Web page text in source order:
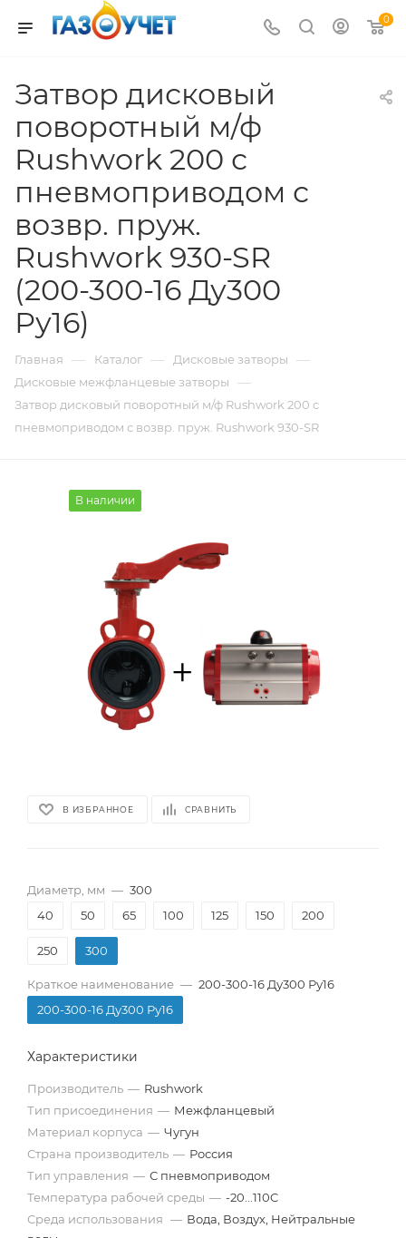
0
Затвор дисковый
поворотный м/ф
Rushwork 200 с
пневмоприводом с
возвр. пруж.
Rushwork 930-SR
(200-300-16 Ду300
Ру16)
Главная — Каталог — Дисковые затворы —
Дисковые межфланцевые затворы —
Затвор дисковый поворотный м/ф Rushwork 200 с
пневмоприводом с возвр. пруж. Rushwork 930-SR
В наличии
В ИЗБРАННОЕ СРАВНИТЬ
Диаметр, мм — 300
40
50 65 100 125 150 200
250 300
Краткое наименование — 200-300-16 Ду300 Ру16
200-300-16 Ду300 Ру16
Характеристики
Производитель — Rushwork
Тип присоединения — Межфланцевый
Материал корпуса — Чугун
Страна производитель — Россия
Тип управления — С пневмоприводом
Температура рабочей среды — -20...110C
Среда использования — Вода, Воздух, Нейтральные